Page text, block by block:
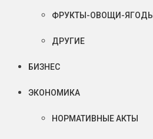
ФРУКТЫ-ОВОЩИ-ЯГОДЫ
ДРУГИЕ
БИЗНЕС
ЭКОНОМИКА
НОРМАТИВНЫЕ АКТЫ